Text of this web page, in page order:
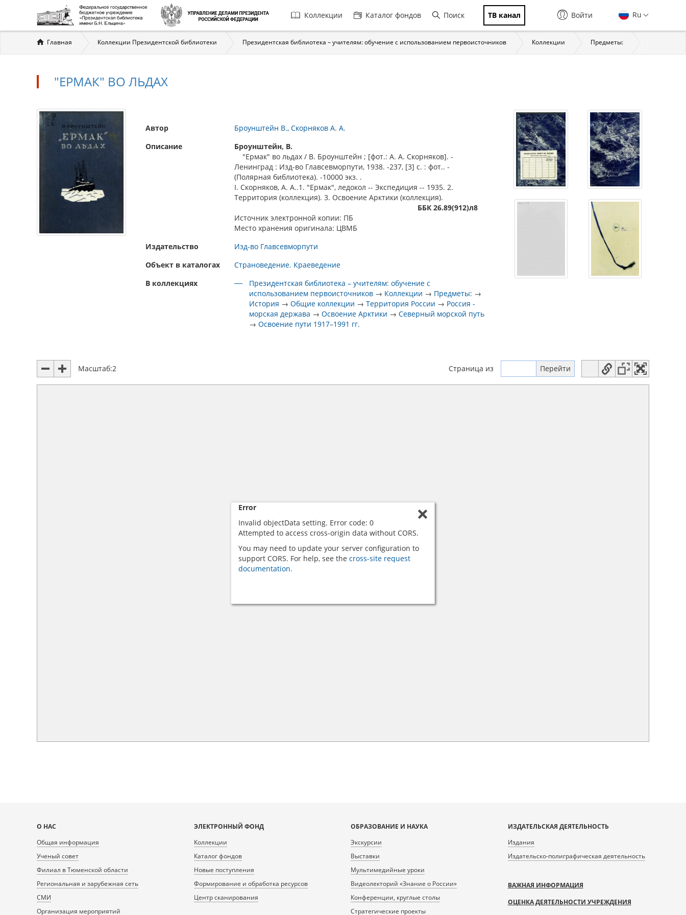
Главная
навигация
Коллекции Каталог фондов Поиск ТВ канал Ru
Войти
Вы
здесь
Главная Коллекции Президентской библиотеки Президентская библиотека – учителям: обучение с использованием первоисточников Коллекции Предметы:
"ЕРМАК" ВО ЛЬДАХ
Автор Броунштейн В. Скорняков А. А.
Описание
Броунштейн, В.
"Ермак" во льдах / В. Броунштейн ; [фот.: А. А. Скорняков]. -
Ленинград : Изд-во Главсевморпути, 1938. -237, [3] с. : фот.. -
(Полярная библиотека). -10000 экз. .
I. Скорняков, А. А..1. "Ермак", ледокол -- Экспедиция -- 1935. 2.
Территория (коллекция). 3. Освоение Арктики (коллекция).
ББК 26.89(912)л8
Источник электронной копии: ПБ
Место хранения оригинала: ЦВМБ
Издательство
Изд-во Главсевморпути
Объект в каталогах
Страноведение. Краеведение
В коллекциях
Президентская библиотека – учителям: обучение с
использованием первоисточников → Коллекции → Предметы: →
История →Общие коллекции →Территория России → Россия -
морская держава →Освоение Арктики →Северный морской путь
→Освоение пути 1917–1991 гг.
Масштаб:2 Страница из
Error
Invalid objectData setting. Error code: 0
Attempted to access cross-origin data without CORS.
You may need to update your server configuration to
support CORS. For help, see the cross-site request
documentation.
Карта
сайта
О НАС
Общая информация
Ученый совет
Филиал в Тюменской области
Региональная и зарубежная сеть
СМИ
Организация мероприятий
ЭЛЕКТРОННЫЙ ФОНД
Коллекции
Каталог фондов
Новые поступления
Формирование и обработка ресурсов
Центр сканирования
ОБРАЗОВАНИЕ И НАУКА
Экскурсии
Выставки
Мультимедийные уроки
Видеолекторий «Знание о России»
Конференции, круглые столы
Стратегические проекты
ИЗДАТЕЛЬСКАЯ ДЕЯТЕЛЬНОСТЬ
Издания
Издательско-полиграфическая деятельность
ВАЖНАЯ ИНФОРМАЦИЯ
ОЦЕНКА ДЕЯТЕЛЬНОСТИ УЧРЕЖДЕНИЯ